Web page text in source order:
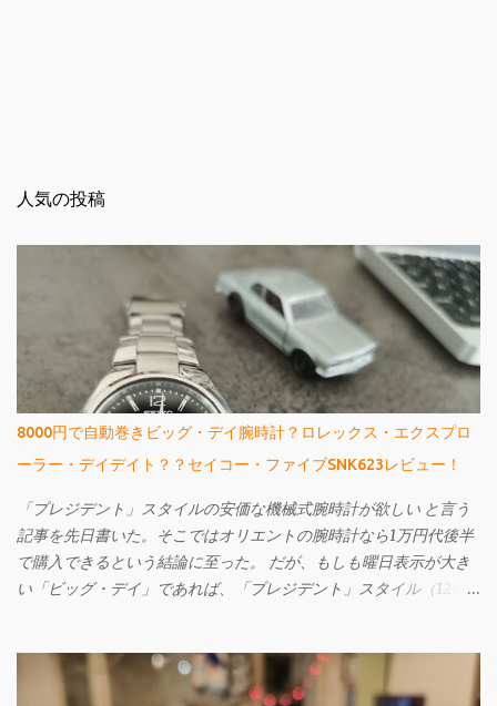
人気の投稿
8000円で自動巻きビッグ・デイ腕時計？ロレックス・エクスプロ
ーラー・デイデイト？？セイコー・ファイブSNK623レビュー！
「プレジデント」スタイルの安価な機械式腕時計が欲しい と言う
記事を先日書いた。そこではオリエントの腕時計なら1万円代後半
で購入できるという結論に至った。 だが、もしも曜日表示が大き
い「ビッグ・デイ」であれば、「プレジデント」スタイル（12時
今回ご紹介するセイコー・ファイブのSNK623だ。購入してから文
字盤がエクスプローラーに酷似していることに気づいたが、なか